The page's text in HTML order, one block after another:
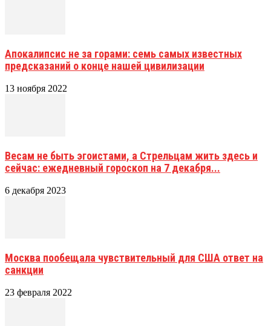
Апокалипсис не за горами: семь самых известных
предсказаний о конце нашей цивилизации
13 ноября 2022
Весам не быть эгоистами, а Стрельцам жить здесь и
сейчас: ежедневный гороскоп на 7 декабря...
6 декабря 2023
Москва пообещала чувствительный для США ответ на
санкции
23 февраля 2022